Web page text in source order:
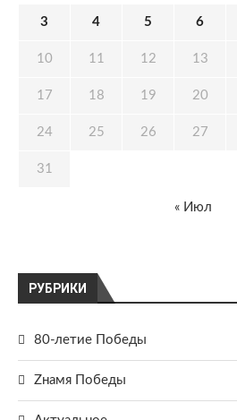
РУБРИКИ
80-летие Победы
Zнамя Победы
3 4 5 6
10 11 12 13
17 18 19 20
24 25 26 27
31
« Июл